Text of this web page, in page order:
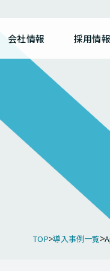
会社情報 採用情報
TOP 導入事例一覧